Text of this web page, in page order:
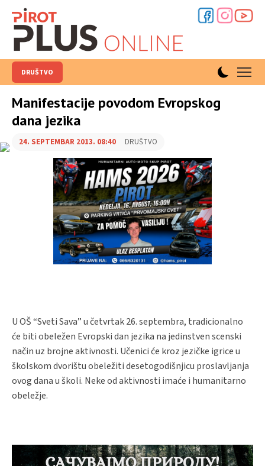
DRUŠTVO
Manifestacije povodom Evropskog
dana jezika
24. SEPTEMBAR 2013. 08:40 DRUŠTVO
U OŠ “Sveti Sava” u četvrtak 26. septembra, tradicionalno
će biti obeležen Evropski dan jezika na jedinstven scenski
način uz brojne aktivnosti. Učenici će kroz jezičke igrice u
školskom dvorištu obeležiti desetogodišnjicu proslavljanja
ovog dana u školi. Neke od aktivnosti imaće i humanitarno
obeležje.